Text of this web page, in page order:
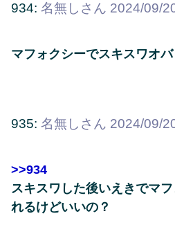
934: 名無しさん 2024/09/
マフォクシーでスキスワオ
935: 名無しさん 2024/09/
>>934
スキスワした後いえきでマ
れるけどいいの？